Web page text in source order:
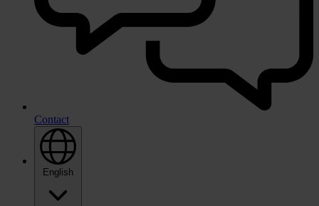
Contact
English